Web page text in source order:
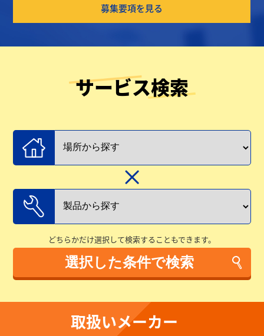
募集要項を見る
サービス検索
どちらかだけ選択して検索することもできます。
取扱いメーカー